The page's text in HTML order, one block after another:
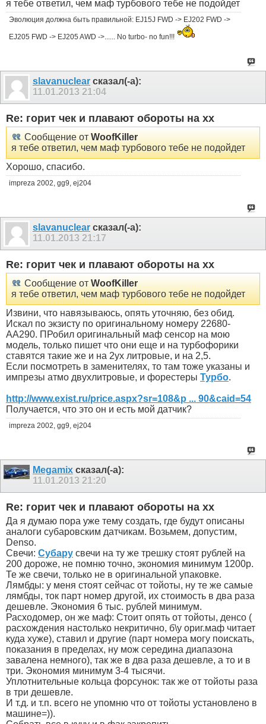
я тебе ответил, чем маф турбового тебе не подойдет
Эволюция должна быть правильной: EJ15J FWD -> EJ202 FWD ->
EJ205 FWD -> EJ205 AWD ->...... No turbo- no fun!!!
slavanuclear сказал(-а):
11.01.2013 21:04
Re: горит чек и плавают обороты на хх
Сообщение от WoofKiller
я тебе ответил, чем маф турбового тебе не подойдет
Хорошо, спасибо.
impreza 2002, gg9, ej204
slavanuclear сказал(-а):
11.01.2013 21:17
Re: горит чек и плавают обороты на хх
Сообщение от WoofKiller
я тебе ответил, чем маф турбового тебе не подойдет
Извини, что навязываюсь, опять уточняю, без обид.
Искал по экзисту по оригинальному номеру 22680-
AA290. ПРобил оригинальный маф сенсор на мою
модель, только пишет что они еще и на турбофорики
ставятся такие же и на 2ух литровые, и на 2,5.
Если посмотреть в заменителях, то там тоже указаны и
импрезы атмо двухлитровые, и форестеры Турбо.
http://www.exist.ru/price.aspx?sr=108&p ... 90&caid=54
Получается, что это он и есть мой датчик?
impreza 2002, gg9, ej204
Megamix сказал(-а):
11.01.2013 21:20
Re: горит чек и плавают обороты на хх
Да я думаю пора уже тему создать, где будут описаны
аналоги субаровским датчикам. Возьмем, допустим,
Denso.
Свечи: Субару свечи на ту же трешку стоят рублей на
200 дороже, не помню точно, экономия минимум 1200р.
Те же свечи, только не в оригинальной упаковке.
Лямбды: у меня стоят сейчас от тойоты, ну те же самые
лямбды, ток парт номер другой, их стоимость в два раза
дешевле. Экономия 6 тыс. рублей минимум.
Расходомер, он же маф: Стоит опять от тойоты, денсо (
расхождения настолько некритично, б\у ориг.маф читает
куда хуже), ставил и другие (парт номера могу поискать,
показания в пределах, ну мож середина диапазона
завалена немного), так же в два раза дешевле, а то и в
три. Экономия минимум 3-4 тысячи.
Уплотнительные кольца форсунок: так же от тойоты раза
в три дешевле.
И т.д. и т.п. всего не упомню что от тойоты установлено в
машине=)).